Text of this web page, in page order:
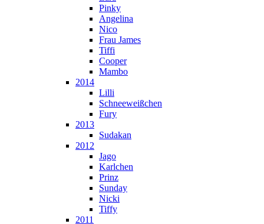
Pinky
Angelina
Nico
Frau James
Tiffi
Cooper
Mambo
2014
Lilli
Schneeweißchen
Fury
2013
Sudakan
2012
Jago
Karlchen
Prinz
Sunday
Nicki
Tiffy
2011